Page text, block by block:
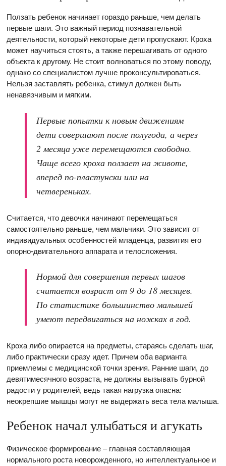
Ползать ребенок начинает гораздо раньше, чем делать
первые шаги. Это важный период познавательной
деятельности, который некоторые дети пропускают. Кроха
может научиться стоять, а также перешагивать от одного
объекта к другому. Не стоит волноваться по этому поводу,
однако со специалистом лучше проконсультироваться.
Нельзя заставлять ребенка, стимул должен быть
ненавязчивым и мягким.
Первые попытки к новым движениям
дети совершают после полугода, а через
2 месяца уже перемещаются свободно.
Чаще всего кроха ползает на животе,
вперед по-пластунски или на
четвереньках.
Считается, что девочки начинают перемещаться
самостоятельно раньше, чем мальчики. Это зависит от
индивидуальных особенностей младенца, развития его
опорно-двигательного аппарата и телосложения.
Нормой для совершения первых шагов
считается возраст от 9 до 18 месяцев.
По статистике большинство малышей
умеют передвигаться на ножках в год.
Кроха либо опирается на предметы, стараясь сделать шаг,
либо практически сразу идет. Причем оба варианта
приемлемы с медицинской точки зрения. Ранние шаги, до
девятимесячного возраста, не должны вызывать бурной
радости у родителей, ведь такая нагрузка опасна:
неокрепшие мышцы могут не выдержать веса тела малыша.
Ребенок начал улыбаться и агукать
Физическое формирование – главная составляющая
нормального роста новорожденного, но интеллектуальное и